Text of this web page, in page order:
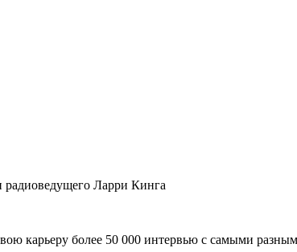
радиоведущего Ларри Кинга
карьеру более 50 000 интервью с самыми